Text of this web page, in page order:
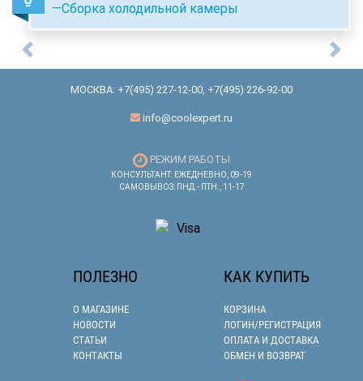
—Сборка холодильной камеры
Previous Next
МОСКВА: +7(495) 227-12-00, +7(495) 226-92-00
info@coolexpert.ru
РЕЖИМ РАБОТЫ
КОНСУЛЬТАНТ: ЕЖЕДНЕВНО, 09-19
САМОВЫВОЗ: ПНД.- ПТН., 11-17
ПОЛЕЗНО
О МАГАЗИНЕ
НОВОСТИ
СТАТЬИ
КОНТАКТЫ
КАК КУПИТЬ
КОРЗИНА
ЛОГИН/РЕГИСТРАЦИЯ
ОПЛАТА И ДОСТАВКА
ОБМЕН И ВОЗВРАТ